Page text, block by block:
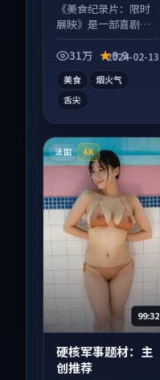
《美食纪录片：限时
展映》是一部喜剧向
论度高，适合配弹幕
31万 9.9
2024-02-13
美食
烟火气
舌尖
法国 4K
99:32
硬核军事题材：主
创推荐